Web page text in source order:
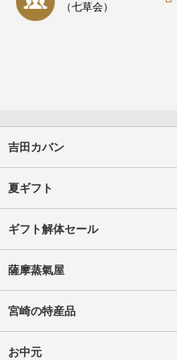
（七草会）
吉田カバン
夏ギフト
ギフト解体セール
薩摩蒸氣屋
宮崎の特産品
お中元